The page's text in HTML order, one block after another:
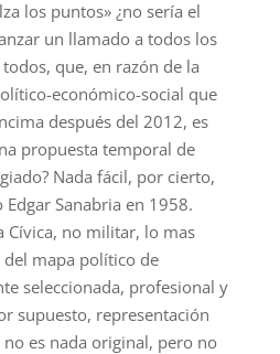
los puntos» ¿no sería el
un llamado a todos los
que, en razón de la
económico-social que
después del 2012, es
propuesta temporal de
Nada fácil, por cierto,
Sanabria en 1958.
Cívica, no militar, lo mas
mapa político de
seleccionada, profesional y
supuesto, representación
no es nada original, pero no